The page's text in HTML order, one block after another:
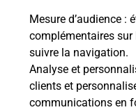
Mesure d’audience :
complémentaires sur
suivre la navigation.
Analyse et
clients et
communications en
Comment La
à votre sécurité